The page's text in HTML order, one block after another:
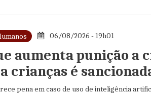
06/08/2026 - 19h01
aumenta punição a
crianças é
pena em caso de uso de inteligência